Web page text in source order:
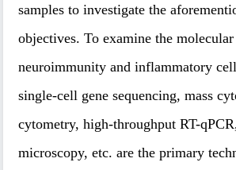
samples to investigate the
objectives. To examine the
neuroimmunity and inflammatory
single-cell gene sequencing, mass
cytometry, high-throughput RT-
microscopy, etc. are the primary